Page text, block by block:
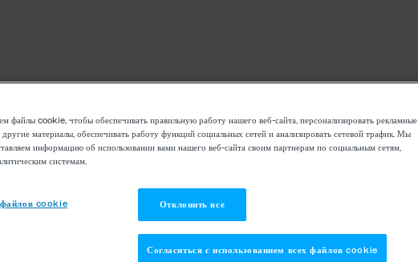
файлы cookie, чтобы обеспечивать правильную работу нашего веб-сайта, персонализировать рекламные
другие материалы, обеспечивать работу функций социальных сетей и анализировать сетевой трафик. Мы
информацию об использовании вами нашего веб-сайта своим партнерам по социальным сетям,
системам.
cookie Отклонить все
Согласиться с использованием всех файлов cookie